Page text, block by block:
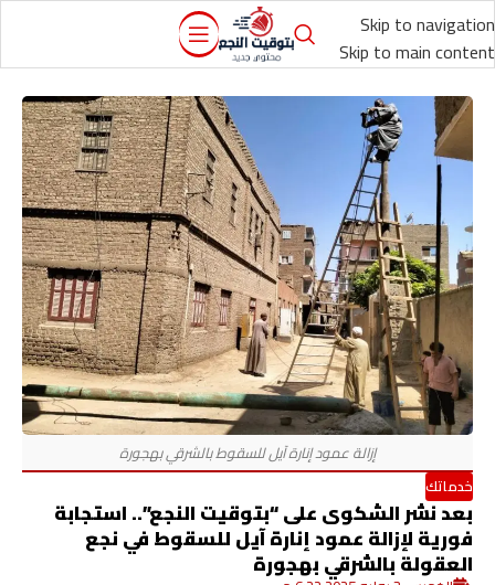
Skip to navigation
Skip to main content
خدماتك
بعد نشر الشكوى على “بتوقيت النجع”.. استجابة
فورية لإزالة عمود إنارة آيل للسقوط في نجع
العقولة بالشرقي بهجورة